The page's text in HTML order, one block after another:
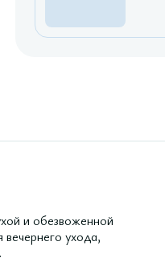
и обезвоженной
ухода,